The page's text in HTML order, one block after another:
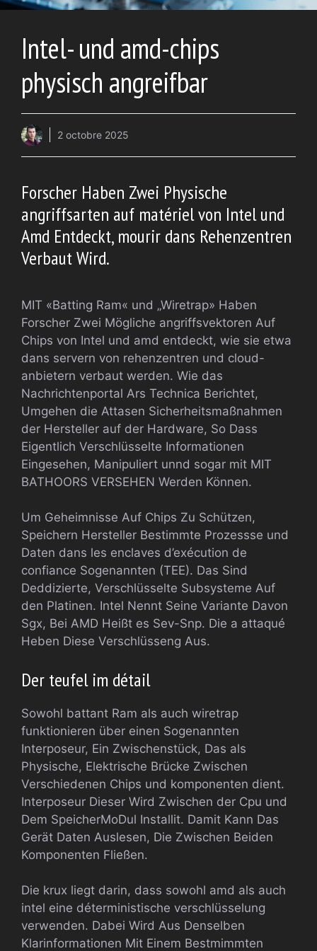
Intel- und amd-chips
physisch angreifbar
2 octobre 2025
Forscher Haben Zwei Physische
angriffsarten auf matériel von Intel und
Amd Entdeckt, mourir dans Rehenzentren
Verbaut Wird.
MIT «Batting Ram« und „Wiretrap» Haben
Forscher Zwei Mögliche angriffsvektoren Auf
Chips von Intel und amd entdeckt, wie sie etwa
dans servern von rehenzentren und cloud-
anbietern verbaut werden. Wie das
Nachrichtenportal Ars Technica Berichtet,
Umgehen die Attasen Sicherheitsmaßnahmen
der Hersteller auf der Hardware, So Dass
Eigentlich Verschlüsselte Informationen
Eingesehen, Manipuliert unnd sogar mit MIT
BATHOORS VERSEHEN Werden Können.
Um Geheimnisse Auf Chips Zu Schützen,
Speichern Hersteller Bestimmte Prozessse und
Daten dans les enclaves d’exécution de
confiance Sogenannten (TEE). Das Sind
Deddizierte, Verschlüsselte Subsysteme Auf
den Platinen. Intel Nennt Seine Variante Davon
Sgx, Bei AMD Heißt es Sev-Snp. Die a attaqué
Heben Diese Verschlüsseng Aus.
Der teufel im détail
Sowohl battant Ram als auch wiretrap
funktionieren über einen Sogenannten
Interposeur, Ein Zwischenstück, Das als
Physische, Elektrische Brücke Zwischen
Verschiedenen Chips und komponenten dient.
Interposeur Dieser Wird Zwischen der Cpu und
Dem SpeicherMoDul Installit. Damit Kann Das
Gerät Daten Auslesen, Die Zwischen Beiden
Komponenten Fließen.
Die krux liegt darin, dass sowohl amd als auch
intel eine déterministische verschlüsselung
verwenden. Dabei Wird Aus Denselben
Klarinformationen Mit Einem Bestmimmten